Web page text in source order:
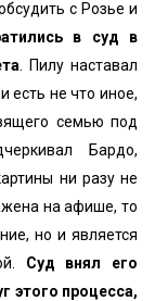
с Розье и
в суд в
. Пилу наставал
есть не что иное,
семью под
Бардо,
ни разу не
на афише, то
но и является
Суд внял его
этого процесса,